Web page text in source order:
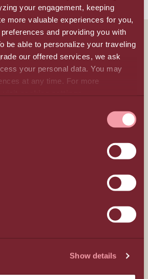
your engagement, keeping
more valuable experiences for you,
and providing you with
be able to personalize your traveling
our offered services, we ask
your personal data. You may
at any time. For more
Show details
την Πολυτέλεια
Τοπικότητα